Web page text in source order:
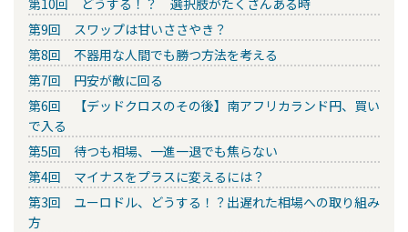
第9回 スワップは甘いささやき？
第8回 不器用な人間でも勝つ方法を考える
第7回 円安が敵に回る
第6回 【デッドクロスのその後】南アフリカランド円、買い
で入る
第5回 待つも相場、一進一退でも焦らない
第4回 マイナスをプラスに変えるには？
第3回 ユーロドル、どうする！？出遅れた相場への取り組み
方